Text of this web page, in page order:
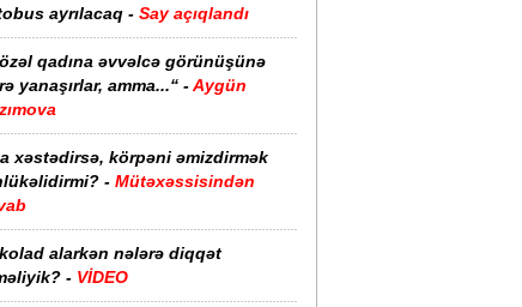
ayrılacaq - Say açıqlandı
qadına əvvəlcə görünüşünə
yanaşırlar, amma...“ -Aygün
xəstədirsə, körpəni əmizdirmək
- Mütəxəssisindən
alarkən nələrə diqqət
- VİDEO